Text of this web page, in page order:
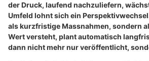
der Druck, laufend nachzuliefern,
Umfeld lohnt sich ein
als kurzfristige Massnahmen, sondern
Wert versteht, plant automatisch
dann nicht mehr nur veröffentlicht,